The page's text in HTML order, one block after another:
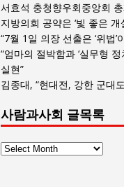
서효석 충청향우회중앙회
지방의회 공약은 ‘빛 좋은 개
“7월 1일 의장 선출은 ‘위법’
“엄마의 절박함과 ‘실무형
실현”
김종대, “현대전, 강한 군대
사람과사회 글목록
사